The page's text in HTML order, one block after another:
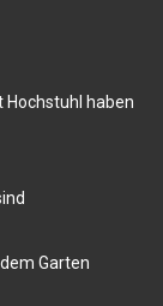
Hochstuhl haben
Garten